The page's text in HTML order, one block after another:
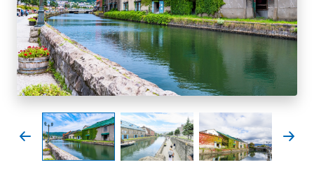
北海道簡介
依旅遊主題搜尋
下雨也能盡興
七個國立公園
邂逅絕景
基礎知識
我的最愛
Face
book
Insta
gram
YouT
ube
Insta
gram
Face
book